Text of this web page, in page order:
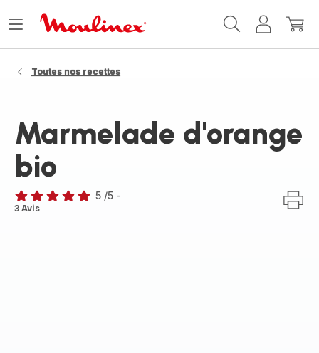
MonMon
Ouvrir
Toutes nos recettes
Marmelade d'orange
bio
Avis
5 /5 -
3 Avis